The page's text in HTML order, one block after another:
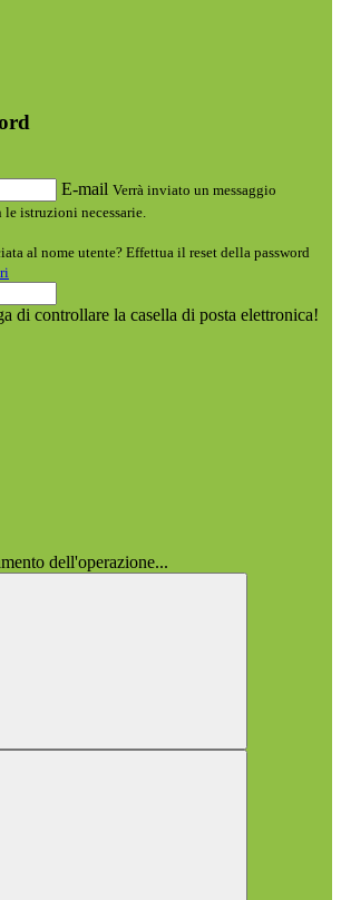
E-mail Verrà inviato un messaggio
istruzioni necessarie.
al nome utente? Effettua il reset della password
di controllare la casella di posta elettronica!
dell'operazione...